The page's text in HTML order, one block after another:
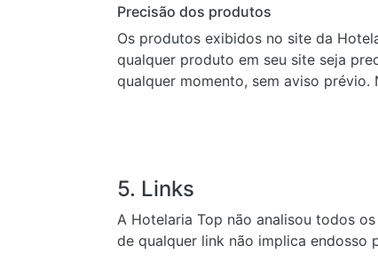
Precisão dos produtos
Os produtos exibidos no site da
qualquer produto em seu site seja
qualquer momento, sem aviso
5. Links
A Hotelaria Top não analisou todos
de qualquer link não implica endosso